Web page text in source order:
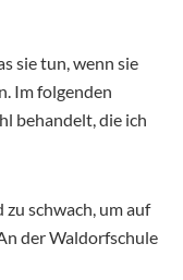
sie tun, wenn sie
Im folgenden
behandelt, die ich
schwach, um auf
der Waldorfschule